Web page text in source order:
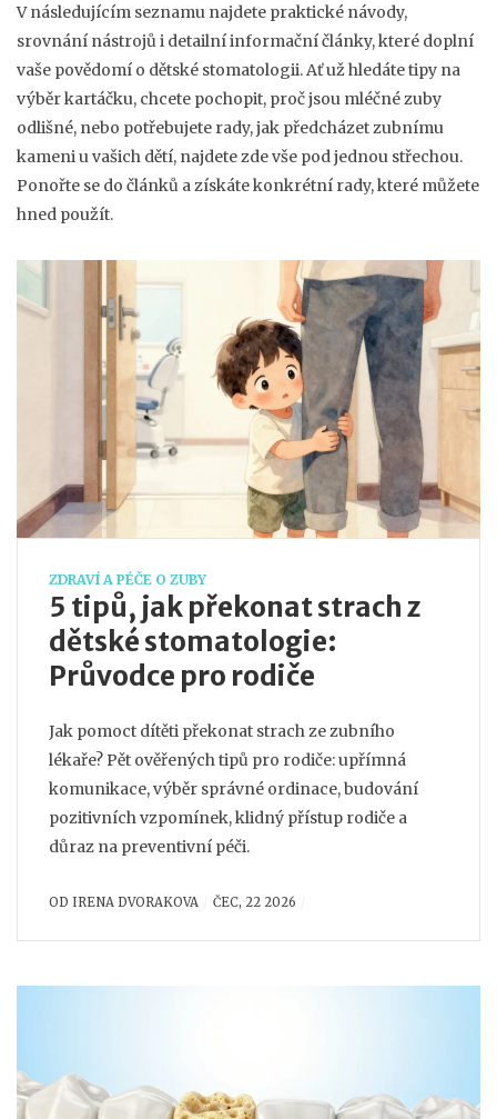
V následujícím seznamu najdete praktické návody,
srovnání nástrojů i detailní informační články, které doplní
vaše povědomí o dětské stomatologii. Ať už hledáte tipy na
výběr kartáčku, chcete pochopit, proč jsou mléčné zuby
odlišné, nebo potřebujete rady, jak předcházet zubnímu
kameni u vašich dětí, najdete zde vše pod jednou střechou.
Ponořte se do článků a získáte konkrétní rady, které můžete
hned použít.
ZDRAVÍ A PÉČE O ZUBY
5 tipů, jak překonat strach z
dětské stomatologie:
Průvodce pro rodiče
Jak pomoct dítěti překonat strach ze zubního
lékaře? Pět ověřených tipů pro rodiče: upřímná
komunikace, výběr správné ordinace, budování
pozitivních vzpomínek, klidný přístup rodiče a
důraz na preventivní péči.
OD IRENA DVORAKOVA ČEC, 22 2026